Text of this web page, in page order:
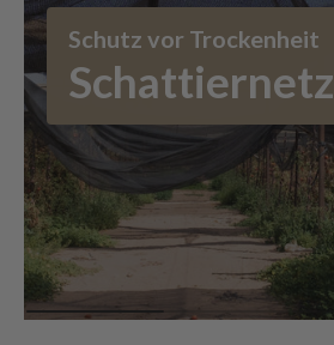
Schutz vor Trockenheit
Schattiernetz